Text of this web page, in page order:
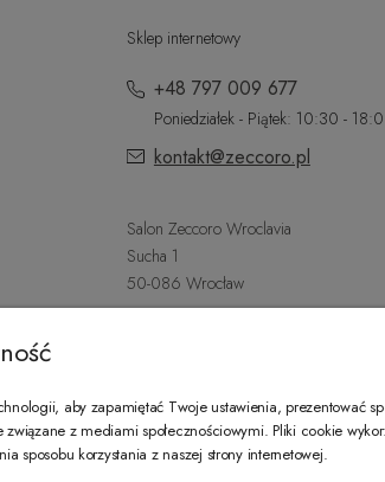
Sklep internetowy
+48 797 009 677
Poniedziałek - Piątek: 10:30 -
kontakt@zeccoro.pl
Salon Zeccoro Wroclavia
Sucha 1
50-086 Wrocław
wroclavia@zeccoro.pl
aby zapamiętać Twoje ustawienia, prezentować
z mediami społecznościowymi. Pliki cookie
sposobu korzystania z naszej strony internetowej.